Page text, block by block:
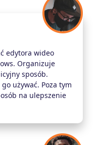
edytora wideo
Organizuje
sposób.
używać. Poza tym
na ulepszenie